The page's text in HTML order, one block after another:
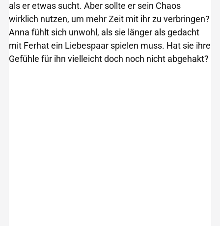
als er etwas sucht. Aber sollte er sein Chaos
wirklich nutzen, um mehr Zeit mit ihr zu verbringen?
Anna fühlt sich unwohl, als sie länger als gedacht
mit Ferhat ein Liebespaar spielen muss. Hat sie ihre
Gefühle für ihn vielleicht doch noch nicht abgehakt?